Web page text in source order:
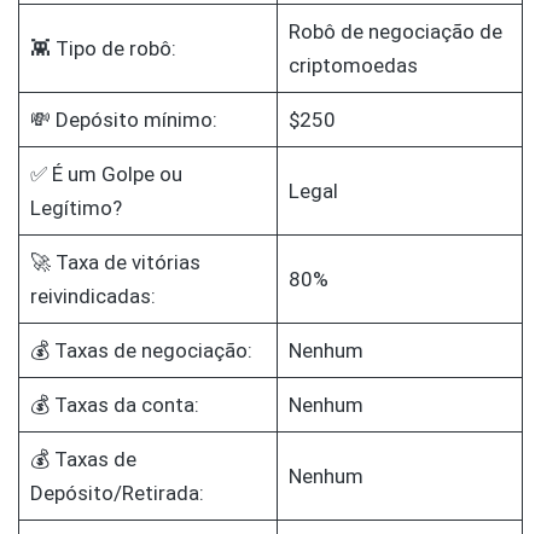
👾 Tipo de robô:
Robô de negociação de
criptomoedas
💸 Depósito mínimo: $250
✅ É um Golpe ou
Legítimo?
Legal
🚀 Taxa de vitórias
reivindicadas:
80%
💰 Taxas de negociação: Nenhum
💰 Taxas da conta: Nenhum
💰 Taxas de
Depósito/Retirada:
Nenhum